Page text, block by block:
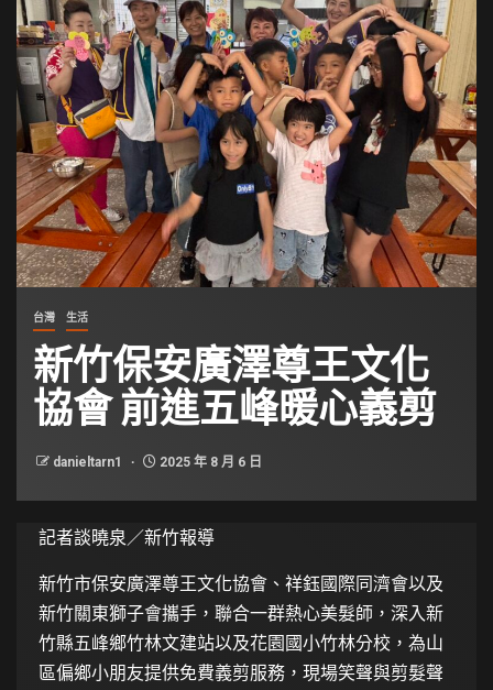
台灣 生活
新竹保安廣澤尊王文化
協會 前進五峰暖心義剪
danieltarn1 2025 年 8 月 6 日
記者談曉泉／新竹報導
新竹市保安廣澤尊王文化協會、祥鈺國際同濟會以及
新竹關東獅子會攜手，聯合一群熱心美髮師，深入新
竹縣五峰鄉竹林文建站以及花園國小竹林分校，為山
區偏鄉小朋友提供免費義剪服務，現場笑聲與剪髮聲